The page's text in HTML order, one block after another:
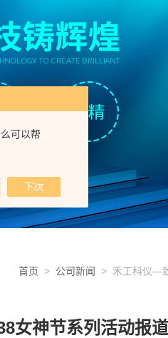
可以帮
首页 > 公司新闻 > 禾工科仪—
女神节系列活动报道